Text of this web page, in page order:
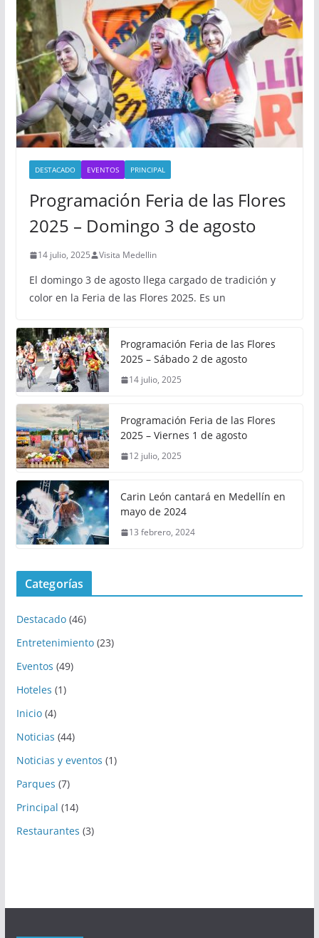
DESTACADO EVENTOS PRINCIPAL
Programación Feria de las Flores
2025 – Domingo 3 de agosto
14 julio, 2025 Visita Medellin
El domingo 3 de agosto llega cargado de tradición y
color en la Feria de las Flores 2025. Es un
Programación Feria de las Flores
2025 – Sábado 2 de agosto
14 julio, 2025
Programación Feria de las Flores
2025 – Viernes 1 de agosto
12 julio, 2025
Carin León cantará en Medellín en
mayo de 2024
13 febrero, 2024
Categorías
Destacado(46)
Entretenimiento(23)
Eventos (49)
Hoteles (1)
Inicio(4)
Noticias (44)
Noticias y eventos (1)
Parques (7)
Principal (14)
Restaurantes (3)